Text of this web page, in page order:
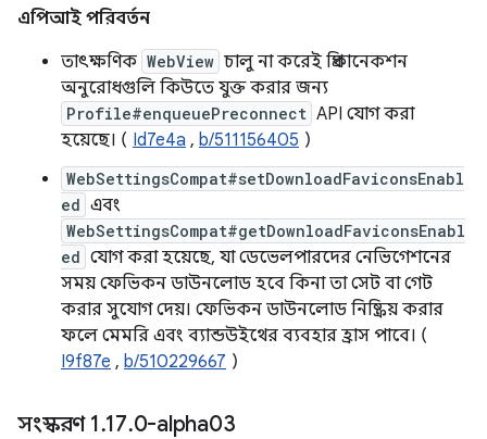
এপিআই পরিবর্তন
তাৎক্ষণিক WebView চালু না করেই প্রিকানেকশন
অনুরোধগুলি কিউতে যুক্ত করার জন্য
Profile#enqueuePreconnect API যোগ করা
হয়েছে। ( Id7e4a , b/511156405 )
WebSettingsCompat#setDownloadFaviconsEnabl
ed এবং
WebSettingsCompat#getDownloadFaviconsEnabl
ed যোগ করা হয়েছে, যা ডেভেলপারদের নেভিগেশনের
সময় ফেভিকন ডাউনলোড হবে কিনা তা সেট বা গেট
করার সুযোগ দেয়। ফেভিকন ডাউনলোড নিষ্ক্রিয় করার
ফলে মেমরি এবং ব্যান্ডউইথের ব্যবহার হ্রাস পাবে। (
I9f87e , b/510229667 )
সংস্করণ 1.17.0-alpha03